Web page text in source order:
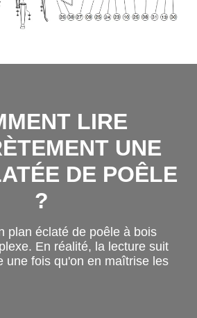
LIRE
UNE
DE POÊLE
?
plan éclaté de poêle à bois
En réalité, la lecture suit
une fois qu'on en maîtrise les